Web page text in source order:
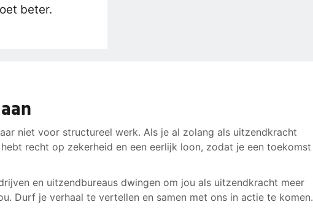
beter.
niet voor structureel werk. Als je al zolang als uitzendkracht
recht op zekerheid en een eerlijk loon, zodat je een toekomst
en uitzendbureaus dwingen om jou als uitzendkracht meer
Durf je verhaal te vertellen en samen met ons in actie te komen.